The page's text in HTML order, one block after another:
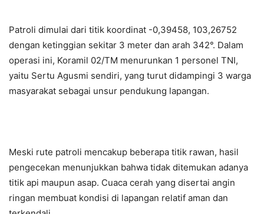
Patroli dimulai dari titik koordinat -0,39458, 103,26752
dengan ketinggian sekitar 3 meter dan arah 342°. Dalam
operasi ini, Koramil 02/TM menurunkan 1 personel TNI,
yaitu Sertu Agusmi sendiri, yang turut didampingi 3 warga
masyarakat sebagai unsur pendukung lapangan.
Meski rute patroli mencakup beberapa titik rawan, hasil
pengecekan menunjukkan bahwa tidak ditemukan adanya
titik api maupun asap. Cuaca cerah yang disertai angin
ringan membuat kondisi di lapangan relatif aman dan